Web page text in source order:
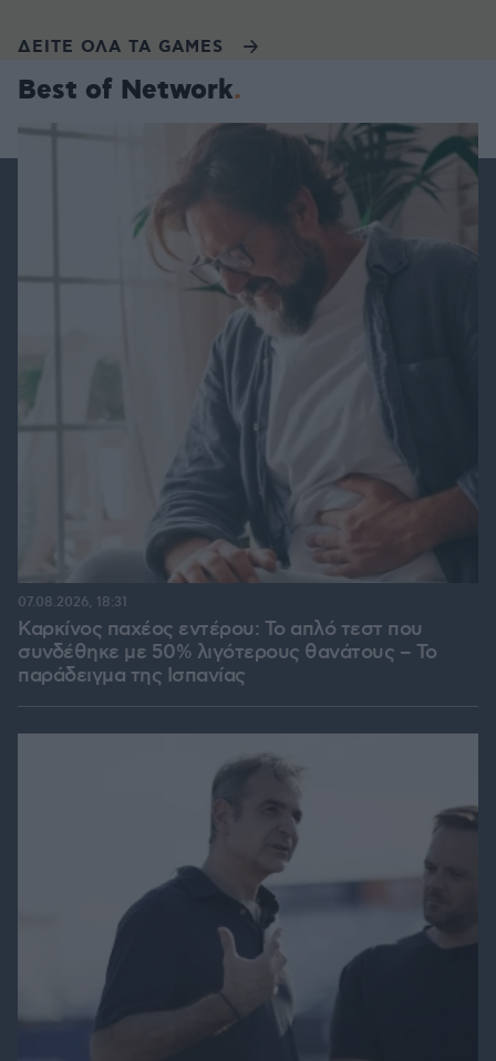
ΔΕΙΤΕ ΟΛΑ ΤΑ GAMES
Best of Network
Καρκίνος παχέος εντέρου: Το απλό τεστ που
συνδέθηκε με 50% λιγότερους θανάτους – Το
παράδειγμα της Ισπανίας
07.08.2026, 18:31